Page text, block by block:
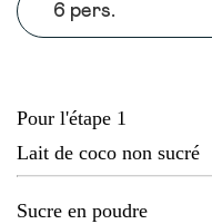
6 pers.
Pour l'étape 1
Lait de coco non sucré
Sucre en poudre